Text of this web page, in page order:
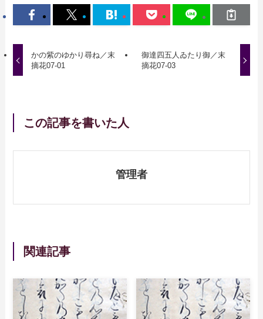
かの紫のゆかり尋ね／末
摘花07-01
御達四五人ゐたり御／末
摘花07-03
この記事を書いた人
管理者
関連記事